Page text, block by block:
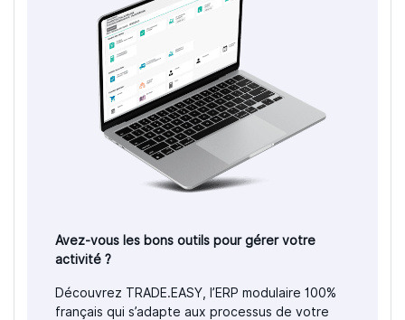
Avez-vous les bons outils pour gérer votre
activité ?
Découvrez TRADE.EASY, l’ERP modulaire 100%
français qui s’adapte aux processus de votre